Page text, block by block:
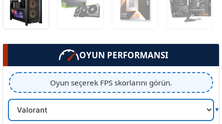
OYUN PERFORMANSI
Oyun seçerek FPS skorlarını görün.
Oyun
Secin